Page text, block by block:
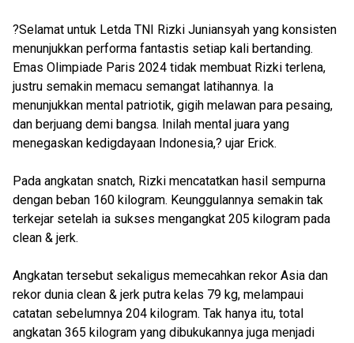
?Selamat untuk Letda TNI Rizki Juniansyah yang konsisten
menunjukkan performa fantastis setiap kali bertanding.
Emas Olimpiade Paris 2024 tidak membuat Rizki terlena,
justru semakin memacu semangat latihannya. Ia
menunjukkan mental patriotik, gigih melawan para pesaing,
dan berjuang demi bangsa. Inilah mental juara yang
menegaskan kedigdayaan Indonesia,? ujar Erick.
Pada angkatan snatch, Rizki mencatatkan hasil sempurna
dengan beban 160 kilogram. Keunggulannya semakin tak
terkejar setelah ia sukses mengangkat 205 kilogram pada
clean & jerk.
Angkatan tersebut sekaligus memecahkan rekor Asia dan
rekor dunia clean & jerk putra kelas 79 kg, melampaui
catatan sebelumnya 204 kilogram. Tak hanya itu, total
angkatan 365 kilogram yang dibukukannya juga menjadi